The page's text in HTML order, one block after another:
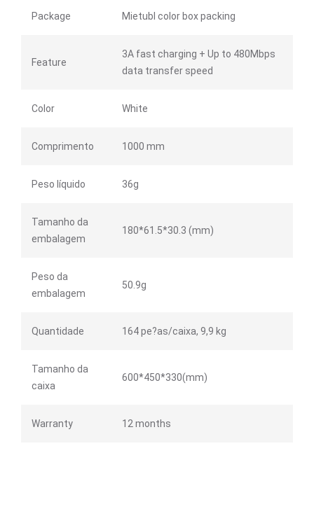
Package Mietubl color box packing
Feature
3A fast charging + Up to 480Mbps
data transfer speed
Color White
Comprimento 1000 mm
Peso líquido 36g
Tamanho da
embalagem
180*61.5*30.3 (mm)
Peso da
embalagem
50.9g
Quantidade 164 pe?as/caixa, 9,9 kg
Tamanho da
caixa
600*450*330(mm)
Warranty 12 months